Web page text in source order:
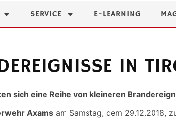
SERVICE E-LEARNING
IN
sich eine Reihe von kleineren
Axams am Samstag, dem 29.12.2018,